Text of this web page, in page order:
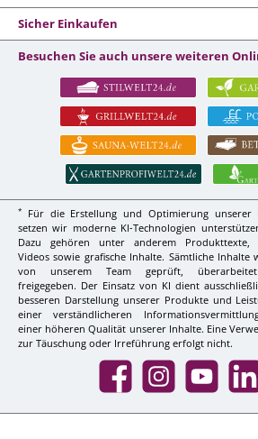
Sicher Einkaufen
Besuchen Sie auch unsere weiteren
*
Für die Erstellung und Optimierung unserer
setzen wir moderne KI-Technologien
Dazu gehören unter anderem Produkttexte,
Videos sowie grafische Inhalte. Sämtliche Inhalte
von unserem Team geprüft,
freigegeben. Der Einsatz von KI dient
besseren Darstellung unserer Produkte und
einer verständlicheren
einer höheren Qualität unserer Inhalte. Eine
zur Täuschung oder Irreführung erfolgt nicht.
Facebook InstagramYouTube